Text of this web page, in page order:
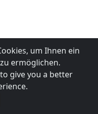
um Ihnen ein
ermöglichen.
give you a better